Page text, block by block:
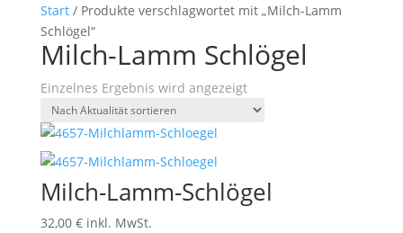
Start/ Produkte verschlagwortet mit „Milch-Lamm
Schlögel“
Milch-Lamm Schlögel
Einzelnes Ergebnis wird angezeigt
Milch-Lamm-Schlögel
32,00 € inkl. MwSt.